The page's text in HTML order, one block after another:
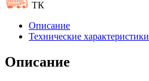
ТК
Описание
Технические характеристики
Описание